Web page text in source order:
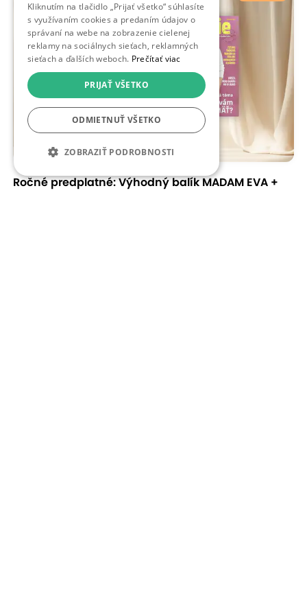
Ročné predplatné: Výhodný balík MADAM EVA +
Kliknutím na tlačidlo „Prijať všetko“ súhlasíte
s využívaním cookies a predaním údajov o
správaní na webe na zobrazenie cielenej
reklamy na sociálnych sieťach, reklamných
sieťach a ďalších weboch. Prečítať viac
PRIJAŤ VŠETKO
ODMIETNUŤ VŠETKO
ZOBRAZIŤ PODROBNOSTI